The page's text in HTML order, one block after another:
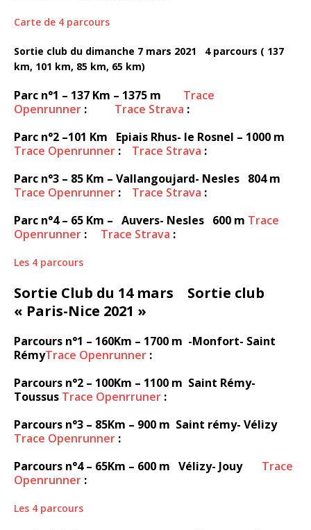
Carte de 4 parcours
Sortie club du dimanche 7 mars 2021 4 parcours ( 137
km, 101 km, 85 km, 65 km)
Parc n°1 – 137 Km – 1375 m Trace
Openrunner : Trace Strava :
Parc n°2 –101 Km Epiais Rhus- le Rosnel – 1000 m
Trace Openrunner : Trace Strava :
Parc n°3 – 85 Km – Vallangoujard- Nesles 804 m
Trace Openrunner : Trace Strava :
Parc n°4 – 65 Km – Auvers- Nesles 600 m Trace
Openrunner : Trace Strava :
Les 4 parcours
Sortie Club du 14 mars Sortie club
« Paris-Nice 2021 »
Parcours n°1 – 160Km – 1700 m -Monfort- Saint
RémyTrace Openrunner :
Parcours n°2 – 100Km – 1100 m Saint Rémy-
Toussus Trace Openrruner :
Parcours n°3 – 85Km – 900 m Saint rémy- Vélizy
Trace Openrunner :
Parcours n°4 – 65Km – 600 m Vélizy- Jouy Trace
Openrunner :
Les 4 parcours